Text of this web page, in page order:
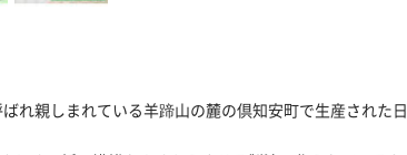
れ親しまれている羊蹄山の麓の倶知安町で生産された日